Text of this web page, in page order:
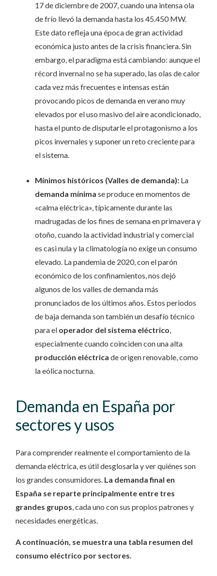
17 de diciembre de 2007, cuando una intensa ola
de frío llevó la demanda hasta los 45.450 MW.
Este dato refleja una época de gran actividad
económica justo antes de la crisis financiera. Sin
embargo, el paradigma está cambiando: aunque el
récord invernal no se ha superado, las olas de calor
cada vez más frecuentes e intensas están
provocando picos de demanda en verano muy
elevados por el uso masivo del aire acondicionado,
hasta el punto de disputarle el protagonismo a los
picos invernales y suponer un reto creciente para
el sistema.
Mínimos históricos (Valles de demanda): La
demanda mínima se produce en momentos de
«calma eléctrica», típicamente durante las
madrugadas de los fines de semana en primavera y
otoño, cuando la actividad industrial y comercial
es casi nula y la climatología no exige un consumo
elevado. La pandemia de 2020, con el parón
económico de los confinamientos, nos dejó
algunos de los valles de demanda más
pronunciados de los últimos años. Estos periodos
de baja demanda son también un desafío técnico
para el operador del sistema eléctrico,
especialmente cuando coinciden con una alta
producción eléctrica de origen renovable, como
la eólica nocturna.
Demanda en España por
sectores y usos
Para comprender realmente el comportamiento de la
demanda eléctrica, es útil desglosarla y ver quiénes son
los grandes consumidores. La demanda final en
España se reparte principalmente entre tres
grandes grupos, cada uno con sus propios patrones y
necesidades energéticas.
A continuación, se muestra una tabla resumen del
consumo eléctrico por sectores.